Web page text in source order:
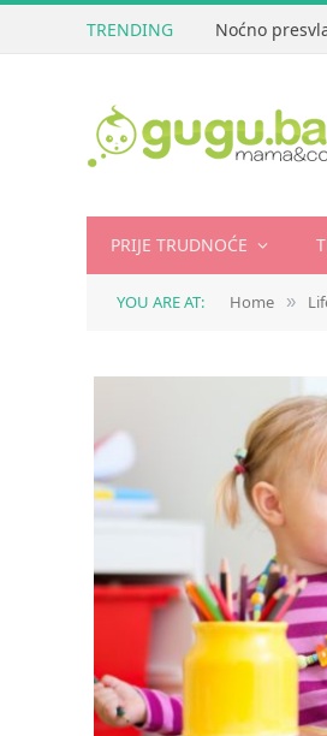
TRENDING Noćno
PRIJE TRUDNOĆE
YOU ARE AT: Home »